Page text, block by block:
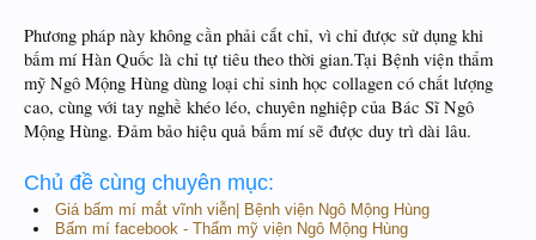
Phương pháp này không cần phải cắt chỉ, vì chỉ được sử dụng khi
bấm mí Hàn Quốc là chỉ tự tiêu theo thời gian.Tại Bệnh viện thẩm
mỹ Ngô Mộng Hùng dùng loại chỉ sinh học collagen có chất lượng
cao, cùng với tay nghề khéo léo, chuyên nghiệp của Bác Sĩ Ngô
Mộng Hùng. Đảm bảo hiệu quả bấm mí sẽ được duy trì dài lâu.
Chủ đề cùng chuyên mục:
Giá bấm mí mắt vĩnh viễn| Bệnh viện Ngô Mộng Hùng
Bấm mí facebook - Thẩm mỹ viện Ngô Mộng Hùng